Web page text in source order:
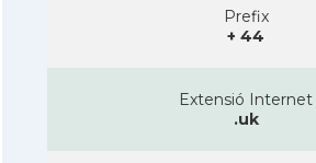
Prefix
+ 44
Extensió Internet
.uk